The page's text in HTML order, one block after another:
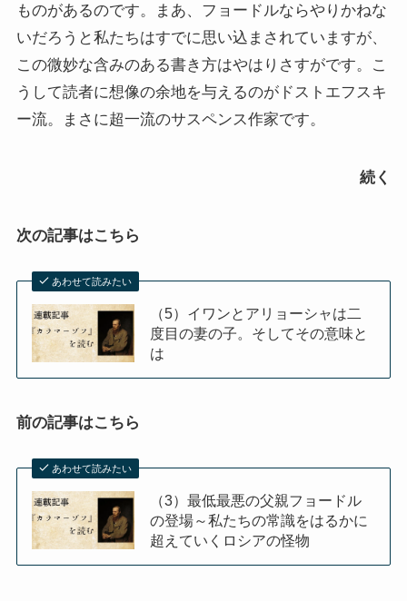
イタリア・バチカン編
リンク集
ものがあるのです。まあ、フョードルならやりかねな
いだろうと私たちはすでに思い込まされていますが、
この微妙な含みのある書き方はやはりさすがです。こ
うして読者に想像の余地を与えるのがドストエフスキ
ー流。まさに超一流のサスペンス作家です。
続く
次の記事はこちら
あわせて読みたい
（5）イワンとアリョーシャは二
度目の妻の子。そしてその意味と
は
前の記事はこちら
あわせて読みたい
（3）最低最悪の父親フョードル
の登場～私たちの常識をはるかに
超えていくロシアの怪物